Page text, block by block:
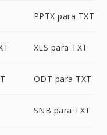
PPTX para TXT
XLS para TXT
ODT para TXT
SNB para TXT